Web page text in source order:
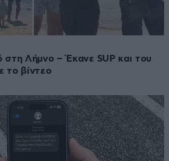
στη Λήμνο – Έκανε SUP και του
το βίντεο